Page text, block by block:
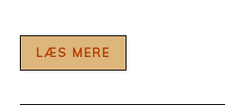
LÆS MERE